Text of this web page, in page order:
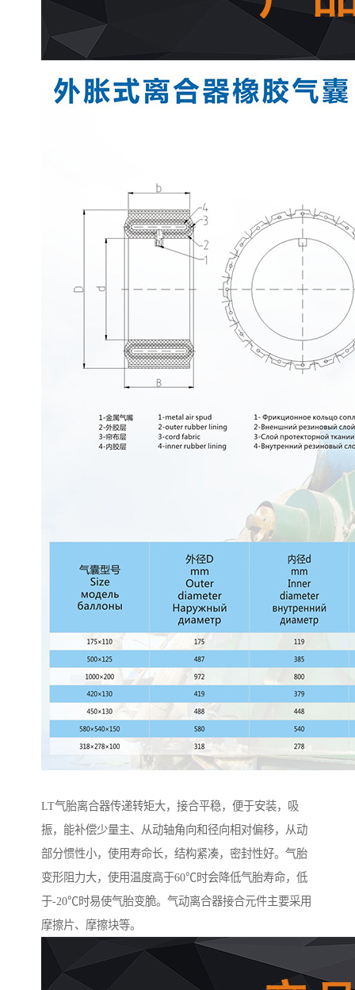
LT气胎离合器传递转矩大，接合平稳，便于安装，吸
振，能补偿少量主、从动轴角向和径向相对偏移，从动
部分惯性小，使用寿命长，结构紧凑，密封性好。气胎
变形阻力大，使用温度高于60℃时会降低气胎寿命，低
于-20℃时易使气胎变脆。气动离合器接合元件主要采用
摩擦片、摩擦块等。